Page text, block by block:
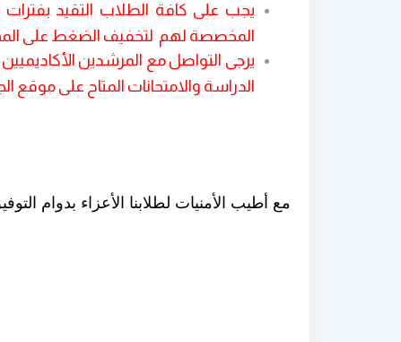
يجب على كافة الطلاب التقيد
المخصصة لهم لتخفيف الضغط على
يرجى التواصل مع المرشدين
الدراسة والامتحانات المتاح على موقع
مع أطيب الأمنيات لطلابنا الأعزاء بدوام